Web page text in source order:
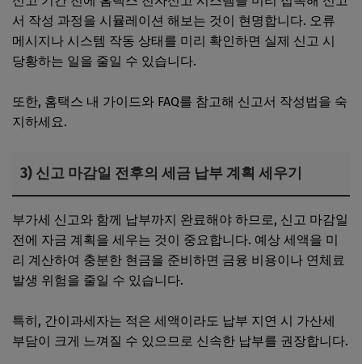
서 작성 과정을 시뮬레이션 해보는 것이 현명합니다. 오류
메시지나 시스템 작동 상태를 미리 확인하면 실제 신고 시
당황하는 일을 줄일 수 있습니다.
또한, 홈택스 내 가이드와 FAQ를 참고해 신고서 작성법을 숙
지하세요.
3) 신고 마감일 전후의 세금 납부 계획 세우기
부가세 신고와 함께 납부까지 완료해야 하므로, 신고 마감일
전에 자금 계획을 세우는 것이 중요합니다. 예상 세액을 미
리 계산하여 충분한 현금을 준비하면 금융 비용이나 연체료
발생 위험을 줄일 수 있습니다.
특히, 간이과세자는 적은 세액이라도 납부 지연 시 가산세
부담이 크게 느껴질 수 있으므로 신속한 납부를 권장합니다.